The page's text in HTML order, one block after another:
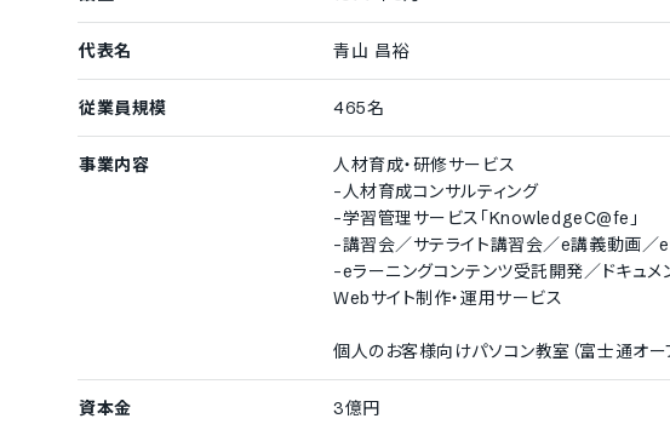
講義の倍速再生機能
講義のライブ配信機能
受講者問い合わせの管理機能
受講者なりすまし防止の顔認証機能
講義の字幕設定
代表名 青山 昌裕
従業員規模 465名
事業内容
人材育成・研修サービス
-人材育成コンサルティング
-学習管理サービス「KnowledgeC@fe」
-講習会／サテライト講習会／e講義動画／
-eラーニングコンテンツ受託開発／ドキュメ
Webサイト制作・運用サービス
個人のお客様向けパソコン教室（富士通オー
資本金 3億円